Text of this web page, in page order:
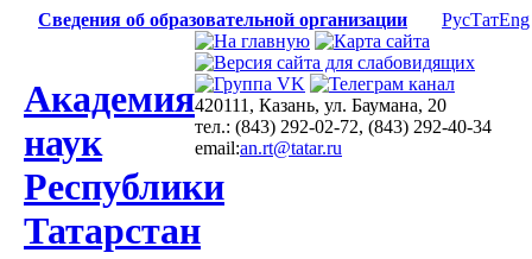
Сведения об образовательной организации РусТатEng
Академия
наук
Республики
Татарстан
420111, Казань, ул. Баумана, 20
тел.: (843) 292-02-72, (843) 292-40-34
email:an.rt@tatar.ru